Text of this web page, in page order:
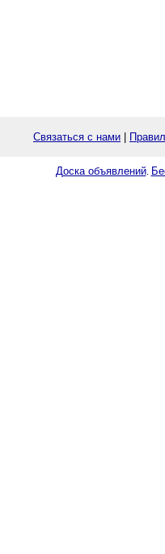
Связаться с нами
Доска объявлений.